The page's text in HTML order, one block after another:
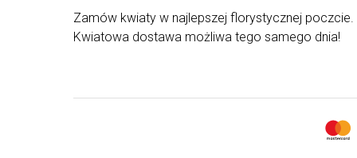
różnych rodzajów - kompozycja może różnić się
od tej przedstawionej na zdjęciu.
Zamów kwiaty w najlepszej florystycznej poczcie.
Kwiatowa dostawa możliwa tego samego dnia!